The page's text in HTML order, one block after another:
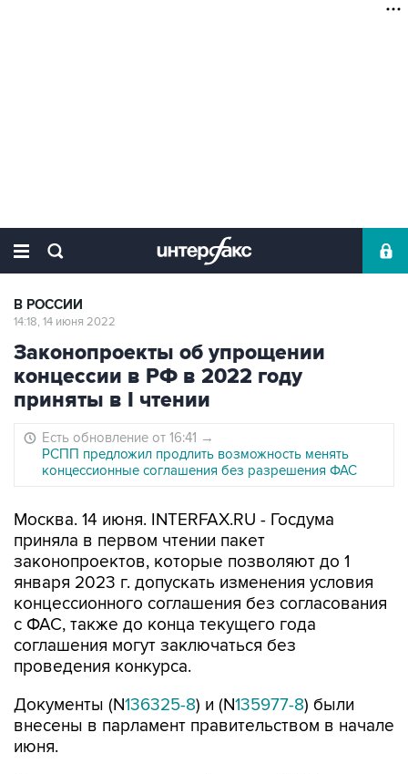
В РОССИИ
14:18, 14 июня 2022
Законопроекты об упрощении
концессии в РФ в 2022 году
приняты в I чтении
Есть обновление от 16:41 →
РСПП предложил продлить возможность менять
концессионные соглашения без разрешения ФАС
Москва. 14 июня. INTERFAX.RU - Госдума
приняла в первом чтении пакет
законопроектов, которые позволяют до 1
января 2023 г. допускать изменения условия
концессионного соглашения без согласования
с ФАС, также до конца текущего года
соглашения могут заключаться без
проведения конкурса.
Документы (N136325-8) и (N135977-8) были
внесены в парламент правительством в начале
июня.